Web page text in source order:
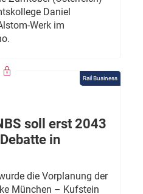
Daniel
Werk im
Rail Business
soll erst 2043
in
die Vorplanung der
München – Kufstein